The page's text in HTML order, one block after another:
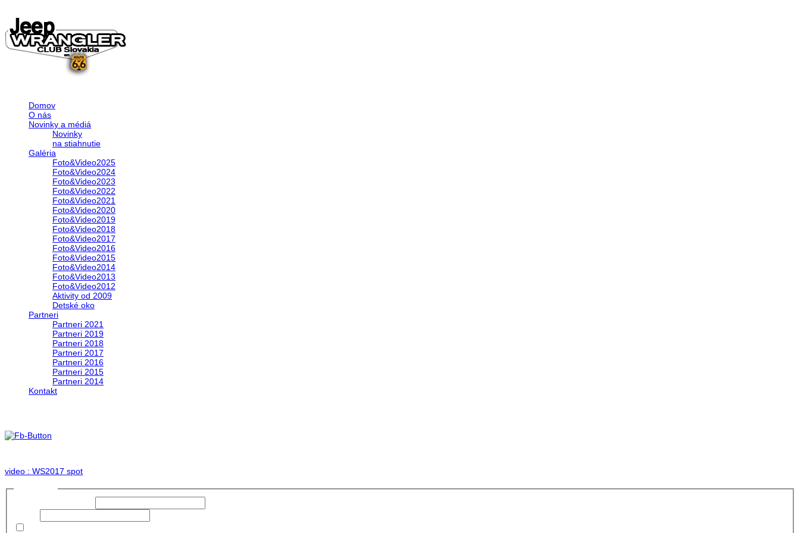
Domov
O nás
Novinky a médiá
Novinky
na stiahnutie
Galéria
Foto&Video2025
Foto&Video2024
Foto&Video2023
Foto&Video2022
Foto&Video2021
Foto&Video2020
Foto&Video2019
Foto&Video2018
Foto&Video2017
Foto&Video2016
Foto&Video2015
Foto&Video2014
Foto&Video2013
Foto&Video2012
Aktivity od 2009
Detské oko
Partneri
Partneri 2021
Partneri 2019
Partneri 2018
Partneri 2017
Partneri 2016
Partneri 2015
Partneri 2014
Kontakt
video : WS2017 spot